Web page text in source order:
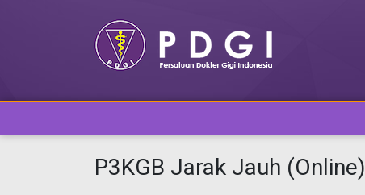
P3KGB Jarak Jauh (Online)